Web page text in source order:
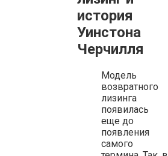
история
Уинстона
Черчилля
Модель
возвратного
лизинга
появилась
еще до
появления
самого